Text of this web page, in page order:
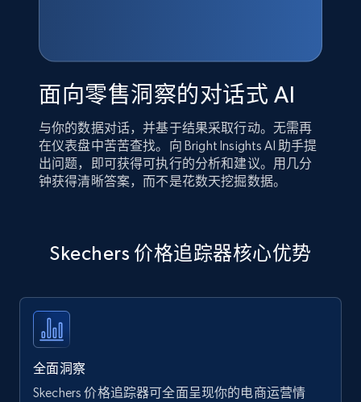
面向零售洞察的对话式 AI
与你的数据对话，并基于结果采取行动。无需再
在仪表盘中苦苦查找。向 Bright Insights AI 助手提
出问题，即可获得可执行的分析和建议。用几分
钟获得清晰答案，而不是花数天挖掘数据。
Skechers 价格追踪器核心优势
全面洞察
Skechers 价格追踪器可全面呈现你的电商运营情